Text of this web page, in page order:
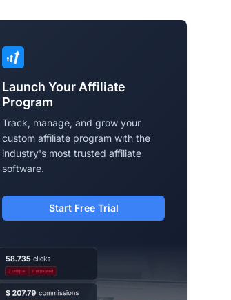
Launch Your Affiliate
Program
Track, manage, and grow your
custom affiliate program with the
industry's most trusted affiliate
software.
Start Free Trial